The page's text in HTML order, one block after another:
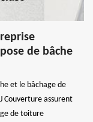
de bâche
et le bâchage de
Couverture assurent
de toiture